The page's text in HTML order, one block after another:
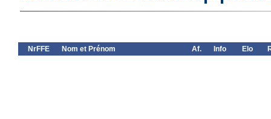
NrFFE Nom et Prénom Af. Info Elo